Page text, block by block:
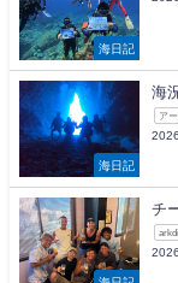
海日記
海日記
海
ア
チ